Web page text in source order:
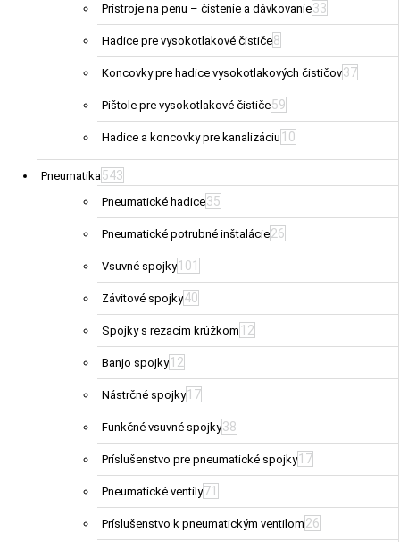
Prístroje na penu – čistenie a dávkovanie33
Hadice pre vysokotlakové čističe8
Koncovky pre hadice vysokotlakových čističov37
Pištole pre vysokotlakové čističe59
Hadice a koncovky pre kanalizáciu 10
Pneumatika543
Pneumatické hadice35
Pneumatické potrubné inštalácie26
Vsuvné spojky 101
Závitové spojky40
Spojky s rezacím krúžkom 12
Banjo spojky 12
Nástrčné spojky 17
Funkčné vsuvné spojky38
Príslušenstvo pre pneumatické spojky 17
Pneumatické ventily71
Príslušenstvo k pneumatickým ventilom 26